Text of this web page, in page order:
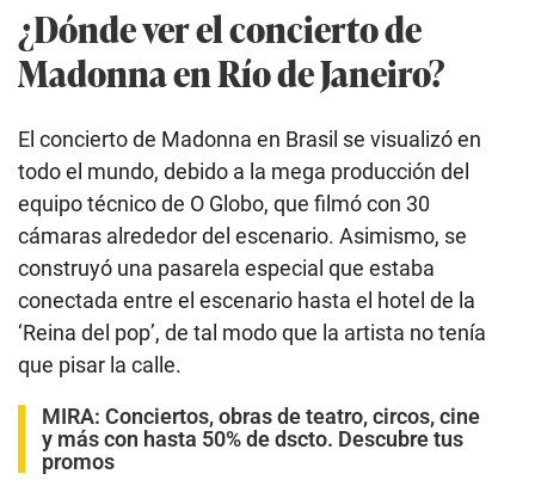
¿Dónde ver el concierto de
Madonna en Río de Janeiro?
El concierto de Madonna en Brasil se visualizó en
todo el mundo, debido a la mega producción del
equipo técnico de O Globo, que filmó con 30
cámaras alrededor del escenario. Asimismo, se
construyó una pasarela especial que estaba
conectada entre el escenario hasta el hotel de la
‘Reina del pop’, de tal modo que la artista no tenía
que pisar la calle.
MIRA: Conciertos, obras de teatro, circos, cine
y más con hasta 50% de dscto. Descubre tus
promos